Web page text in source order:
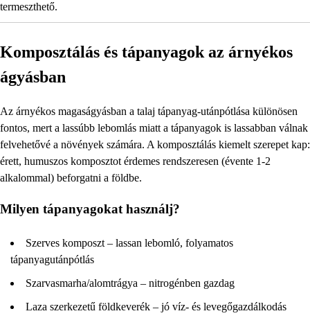
termeszthető.
Komposztálás és tápanyagok az árnyékos
ágyásban
Az árnyékos magaságyásban a talaj tápanyag-utánpótlása különösen
fontos, mert a lassúbb lebomlás miatt a tápanyagok is lassabban válnak
felvehetővé a növények számára. A komposztálás kiemelt szerepet kap:
érett, humuszos komposztot érdemes rendszeresen (évente 1-2
alkalommal) beforgatni a földbe.
Milyen tápanyagokat használj?
Szerves komposzt – lassan lebomló, folyamatos
tápanyagutánpótlás
Szarvasmarha/alomtrágya – nitrogénben gazdag
Laza szerkezetű földkeverék – jó víz- és levegőgazdálkodás